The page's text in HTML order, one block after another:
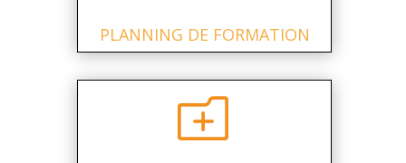
PLANNING DE FORMATION
o